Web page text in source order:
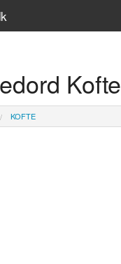
Kofte
KOFTE